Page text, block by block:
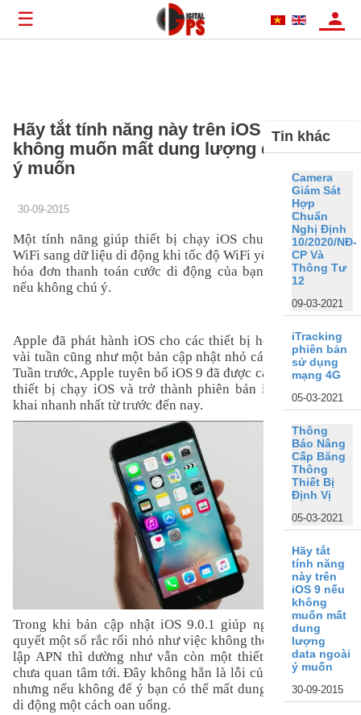
☰
Hãy tắt tính năng này trên iOS 9 nếu
không muốn mất dung lượng data ngoài
ý muốn
30-09-2015
Một tính năng giúp thiết bị chạy iOS chuyển từ kết nối
WiFi sang dữ liệu di động khi tốc độ WiFi yếu có thể khiến
hóa đơn thanh toán cước di động của bạn tăng đột biến
nếu không chú ý.
Apple đã phát hành iOS cho các thiết bị hỗ trợ cách đây
vài tuần cũng như một bản cập nhật nhỏ cách đây 3 ngày.
Tuần trước, Apple tuyên bố iOS 9 đã được cài đặt trên 50%
thiết bị chạy iOS và trở thành phiên bản iOS được triển
khai nhanh nhất từ trước đến nay.
Trong khi bản cập nhật iOS 9.0.1 giúp người dùng giải
quyết một số rắc rối nhỏ như việc không thể hoàn tất thiết
lập APN thì dường như vẫn còn một thiết lập mà Apple
chưa quan tâm tới. Đây không hẳn là lỗi của hệ điều hành
nhưng nếu không để ý bạn có thể mất dung lượng dữ liệu
di động một cách oan uổng.
Tin khác
Camera
Giám Sát
Hợp
Chuẩn
Nghị Định
10/2020/NĐ-
CP Và
Thông Tư
12
09-03-2021
iTracking
phiên bản
sử dụng
mạng 4G
05-03-2021
Thông
Báo Nâng
Cấp Băng
Thông
Thiết Bị
Định Vị
05-03-2021
Hãy tắt
tính năng
này trên
iOS 9 nếu
không
muốn mất
dung
lượng
data ngoài
ý muốn
30-09-2015